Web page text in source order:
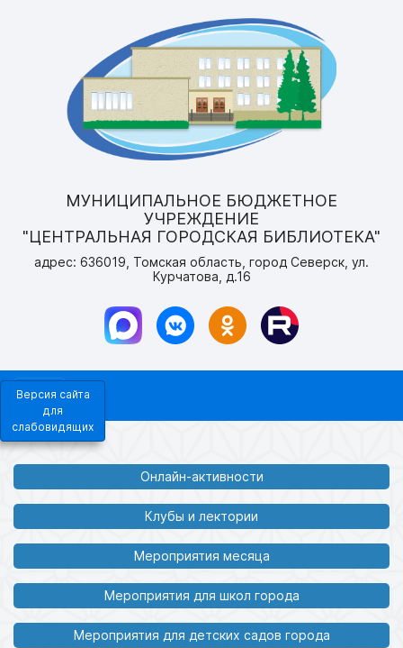
Версия сайта
для
слабовидящих
МУНИЦИПАЛЬНОЕ БЮДЖЕТНОЕ
УЧРЕЖДЕНИЕ
"ЦЕНТРАЛЬНАЯ ГОРОДСКАЯ БИБЛИОТЕКА"
адрес: 636019, Томская область, город Северск, ул.
Курчатова, д.16
Онлайн-активности
Клубы и лектории
Мероприятия месяца
Мероприятия для школ города
Мероприятия для детских садов города